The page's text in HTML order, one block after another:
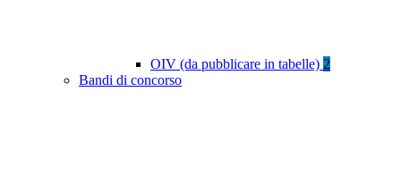
OIV (da pubblicare in tabelle) 2
Bandi di concorso